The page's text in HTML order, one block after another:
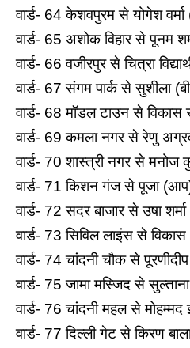
वार्ड- 64 केशवपुरम से योगेश वर्मा
वार्ड- 65 अशोक विहार से पूनम
वार्ड- 66 वजीरपुर से चित्रा
वार्ड- 67 संगम पार्क से सुशीला
वार्ड- 68 मॉडल टाउन से विकास
वार्ड- 69 कमला नगर से रेणु
वार्ड- 70 शास्त्री नगर से मनोज
वार्ड- 71 किशन गंज से पूजा
वार्ड- 72 सदर बाजार से उषा
वार्ड- 73 सिविल लाइंस से
वार्ड- 74 चांदनी चौक से
वार्ड- 75 जामा मस्जिद से
वार्ड- 76 चांदनी महल से
वार्ड- 77 दिल्ली गेट से किरण